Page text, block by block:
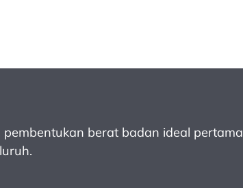
pembentukan berat badan ideal pertama